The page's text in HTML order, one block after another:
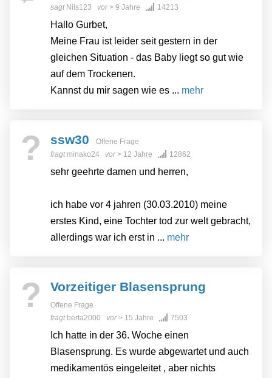
sagt Nils123 vor> 9 Jahre 14213
Hallo Gurbet,
Meine Frau ist leider seit gestern in der
gleichen Situation - das Baby liegt so gut wie
auf dem Trockenen.
Kannst du mir sagen wie es ... mehr
? ssw30
Offene Frage
fragt minako24 vor> 12 Jahre 12862
sehr geehrte damen und herren,
ich habe vor 4 jahren (30.03.2010) meine
erstes Kind, eine Tochter tod zur welt gebracht,
allerdings war ich erst in ... mehr
? Vorzeitiger Blasensprung
Offene Frage
fragt berta2000 vor> 15 Jahre 7503
Ich hatte in der 36. Woche einen
Blasensprung. Es wurde abgewartet und auch
medikamentös eingeleitet , aber nichts